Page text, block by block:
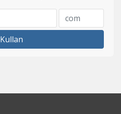
Kullan